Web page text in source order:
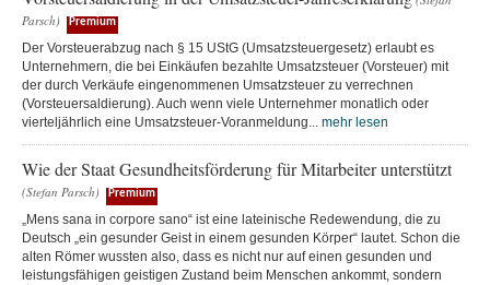
Parsch)
Premium
Der Vorsteuerabzug nach § 15 UStG (Umsatzsteuergesetz) erlaubt es
Unternehmern, die bei Einkäufen bezahlte Umsatzsteuer (Vorsteuer) mit
der durch Verkäufe eingenommenen Umsatzsteuer zu verrechnen
(Vorsteuersaldierung). Auch wenn viele Unternehmer monatlich oder
vierteljährlich eine Umsatzsteuer-Voranmeldung... mehr lesen
Wie der Staat Gesundheitsförderung für Mitarbeiter unterstützt
(Stefan Parsch) Premium
„Mens sana in corpore sano“ ist eine lateinische Redewendung, die zu
Deutsch „ein gesunder Geist in einem gesunden Körper“ lautet. Schon die
alten Römer wussten also, dass es nicht nur auf einen gesunden und
leistungsfähigen geistigen Zustand beim Menschen ankommt, sondern